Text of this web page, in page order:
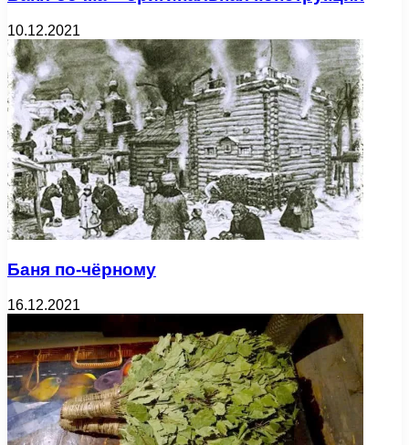
10.12.2021
Баня по-чёрному
16.12.2021